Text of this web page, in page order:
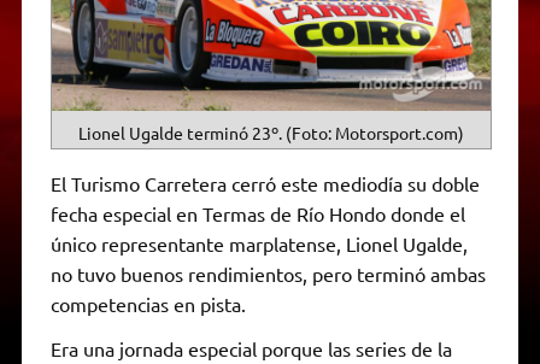
Lionel Ugalde terminó 23º. (Foto: Motorsport.com)
El Turismo Carretera cerró este mediodía su doble
fecha especial en Termas de Río Hondo donde el
único representante marplatense, Lionel Ugalde,
no tuvo buenos rendimientos, pero terminó ambas
competencias en pista.
Era una jornada especial porque las series de la